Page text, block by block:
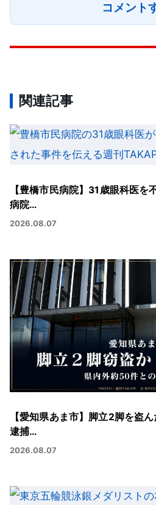
コメント
関連記事
【豊橋市民病院】31歳眼科医
病院…
2026.08.07
【愛知県あま市】脚立2脚を盗
逮捕…
2026.08.07